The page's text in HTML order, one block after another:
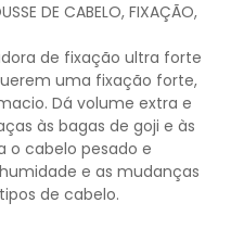
DE CABELO, FIXAÇÃO,
de fixação ultra forte
uma fixação forte,
Dá volume extra e
às bagas de goji e às
o cabelo pesado e
e as mudanças
de cabelo.